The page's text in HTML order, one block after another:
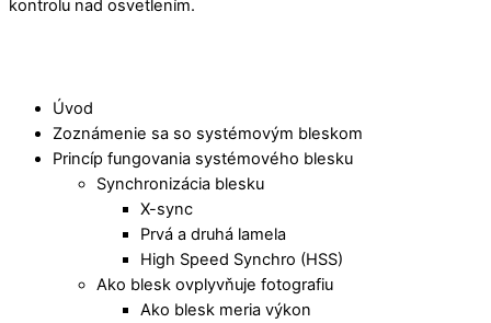
kontrolu nad osvetlením.
Úvod
Zoznámenie sa so systémovým bleskom
Princíp fungovania systémového blesku
Synchronizácia blesku
X-sync
Prvá a druhá lamela
High Speed Synchro (HSS)
Ako blesk ovplyvňuje fotografiu
Ako blesk meria výkon